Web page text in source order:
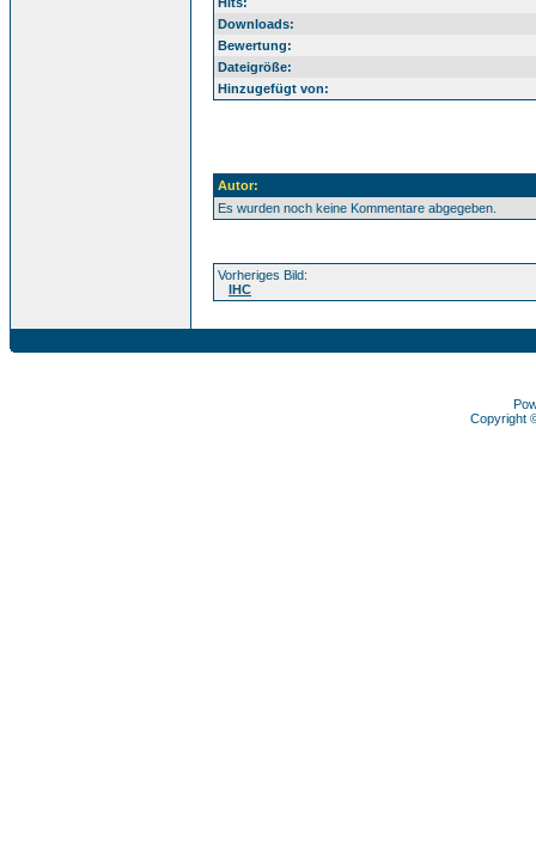
Downloads:
Bewertung:
Dateigröße:
Hinzugefügt von:
Autor:
Es wurden noch keine Kommentare abgegeben.
Vorheriges Bild:
IHC
Copyright